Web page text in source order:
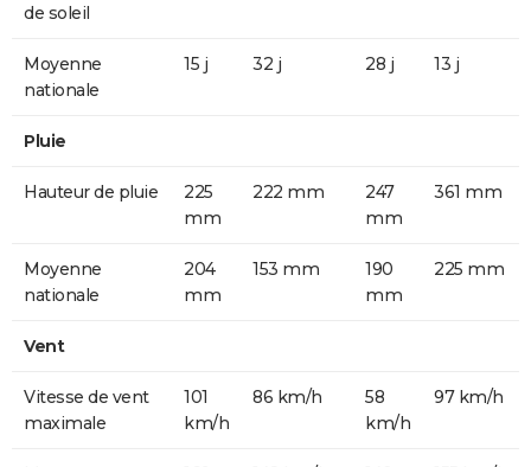
de soleil
Moyenne
nationale
15 j 32 j 28 j 13 j
Pluie
Hauteur de pluie
225
mm
222 mm
247
mm
361 mm
Moyenne
nationale
204
mm
153 mm
190
mm
225 mm
Vent
Vitesse de vent
maximale
101
km/h
86 km/h
58
km/h
97 km/h